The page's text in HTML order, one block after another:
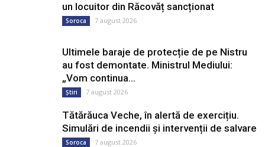
un locuitor din Răcovăț sancționat
Soroca 7 august 2026
Ultimele baraje de protecție de pe Nistru
au fost demontate. Ministrul Mediului:
„Vom continua...
Știri 7 august 2026
Tătărăuca Veche, în alertă de exercițiu.
Simulări de incendii și intervenții de salvare
Soroca 7 august 2026